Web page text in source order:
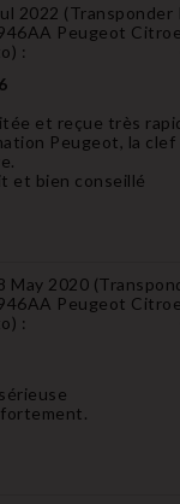
2022 (Transponder
Peugeot
) :
et reçue très
Peugeot, la clef
et bien conseillé
May 2020 (
Peugeot
) :
fortement.